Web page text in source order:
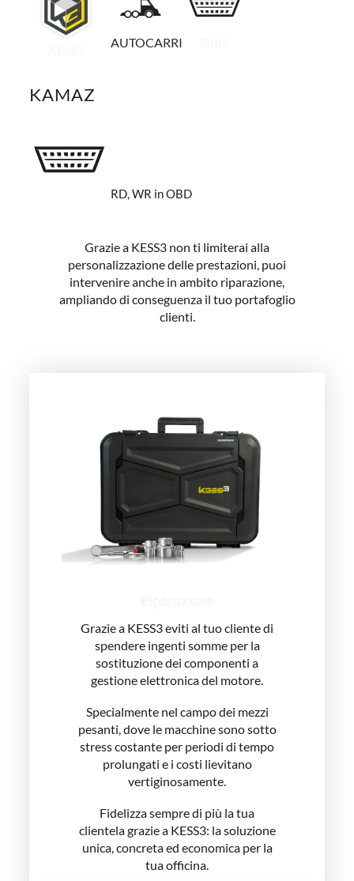
AUTOCARRI
KAMAZ
RD, WR in OBD
Grazie a KESS3 non ti limiterai alla
personalizzazione delle prestazioni, puoi
intervenire anche in ambito riparazione,
ampliando di conseguenza il tuo portafoglio
clienti.
Grazie a KESS3 eviti al tuo cliente di
spendere ingenti somme per la
sostituzione dei componenti a
gestione elettronica del motore.
Specialmente nel campo dei mezzi
pesanti, dove le macchine sono sotto
stress costante per periodi di tempo
prolungati e i costi lievitano
vertiginosamente.
Fidelizza sempre di più la tua
clientela grazie a KESS3: la soluzione
unica, concreta ed economica per la
tua officina.